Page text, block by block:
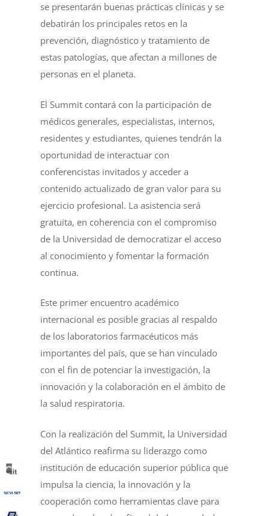
se presentarán buenas prácticas clínicas y se
debatirán los principales retos en la
prevención, diagnóstico y tratamiento de
estas patologías, que afectan a millones de
personas en el planeta.
El Summit contará con la participación de
médicos generales, especialistas, internos,
residentes y estudiantes, quienes tendrán la
oportunidad de interactuar con
conferencistas invitados y acceder a
contenido actualizado de gran valor para su
ejercicio profesional. La asistencia será
gratuita, en coherencia con el compromiso
de la Universidad de democratizar el acceso
al conocimiento y fomentar la formación
continua.
Este primer encuentro académico
internacional es posible gracias al respaldo
de los laboratorios farmacéuticos más
importantes del país, que se han vinculado
con el fin de potenciar la investigación, la
innovación y la colaboración en el ámbito de
la salud respiratoria.
Con la realización del Summit, la Universidad
del Atlántico reafirma su liderazgo como
institución de educación superior pública que
impulsa la ciencia, la innovación y la
cooperación como herramientas clave para